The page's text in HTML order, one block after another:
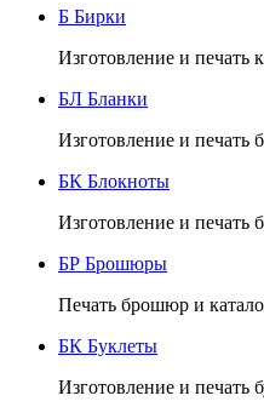
Б Бирки
Изготовление и печать
БЛ Бланки
Изготовление и печать
БК Блокноты
Изготовление и печать
БР Брошюры
Печать брошюр и
БК Буклеты
Изготовление и печать